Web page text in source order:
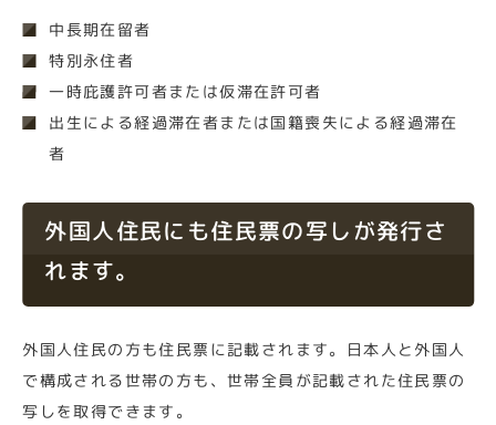
中長期在留者
特別永住者
一時庇護許可者または仮滞在許可者
出生による経過滞在者または国籍喪失による経過滞在
者
外国人住民にも住民票の写しが発行さ
れます。
外国人住民の方も住民票に記載されます。日本人と外国人
で構成される世帯の方も、世帯全員が記載された住民票の
写しを取得できます。